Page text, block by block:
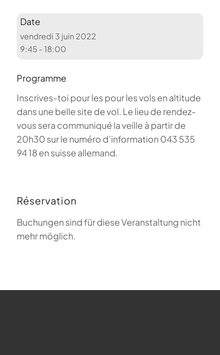
Date
vendredi 3 juin 2022
9:45 - 18:00
Programme
Inscrives-toi pour les pour les vols en altitude
dans une belle site de vol. Le lieu de rendez-
vous sera communiqué la veille à partir de
20h30 sur le numéro d’information 043 535
94 18 en suisse allemand.
Réservation
Buchungen sind für diese Veranstaltung nicht
mehr möglich.